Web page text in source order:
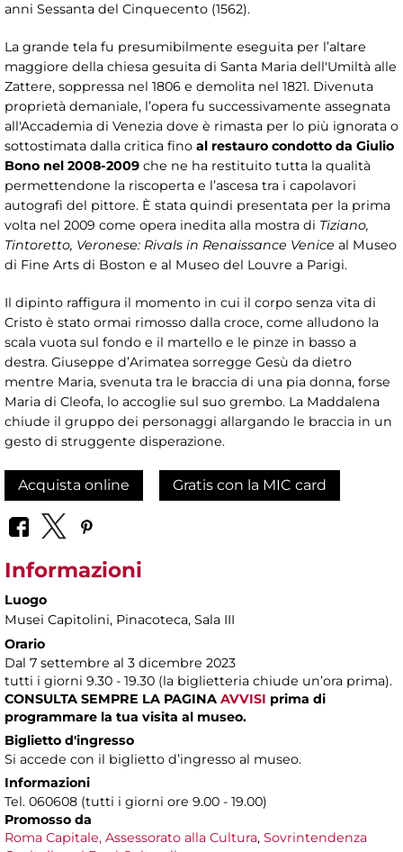
anni Sessanta del Cinquecento (1562).
La grande tela fu presumibilmente eseguita per l’altare
maggiore della chiesa gesuita di Santa Maria dell'Umiltà alle
Zattere, soppressa nel 1806 e demolita nel 1821. Divenuta
proprietà demaniale, l’opera fu successivamente assegnata
all'Accademia di Venezia dove è rimasta per lo più ignorata o
sottostimata dalla critica fino al restauro condotto da Giulio
Bono nel 2008-2009 che ne ha restituito tutta la qualità
permettendone la riscoperta e l’ascesa tra i capolavori
autografi del pittore. È stata quindi presentata per la prima
volta nel 2009 come opera inedita alla mostra di Tiziano,
Tintoretto, Veronese: Rivals in Renaissance Venice al Museo
di Fine Arts di Boston e al Museo del Louvre a Parigi.
Il dipinto raffigura il momento in cui il corpo senza vita di
Cristo è stato ormai rimosso dalla croce, come alludono la
scala vuota sul fondo e il martello e le pinze in basso a
destra. Giuseppe d’Arimatea sorregge Gesù da dietro
mentre Maria, svenuta tra le braccia di una pia donna, forse
Maria di Cleofa, lo accoglie sul suo grembo. La Maddalena
chiude il gruppo dei personaggi allargando le braccia in un
gesto di struggente disperazione.
Acquista online Gratis con la MIC card
Informazioni
Luogo
Musei Capitolini, Pinacoteca, Sala III
Orario
Dal 7 settembre al 3 dicembre 2023
tutti i giorni 9.30 - 19.30 (la biglietteria chiude un’ora prima).
CONSULTA SEMPRE LA PAGINA AVVISI prima di
programmare la tua visita al museo.
Biglietto d'ingresso
Si accede con il biglietto d’ingresso al museo.
Informazioni
Tel. 060608 (tutti i giorni ore 9.00 - 19.00)
Promosso da
Roma Capitale, Assessorato alla Cultura, Sovrintendenza